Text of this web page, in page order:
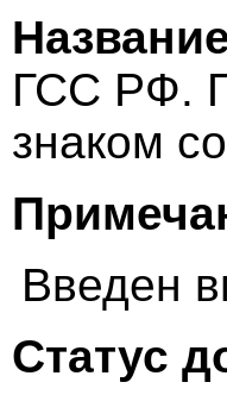
ГСС РФ.
знаком
Введен
Статус